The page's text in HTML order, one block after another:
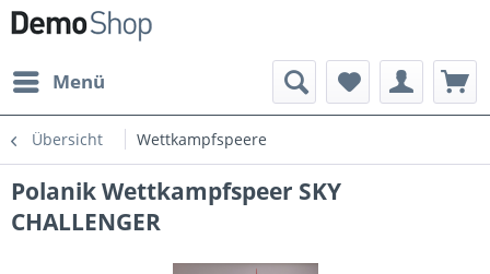
Menü
Übersicht Wettkampfspeere
Polanik Wettkampfspeer SKY
CHALLENGER